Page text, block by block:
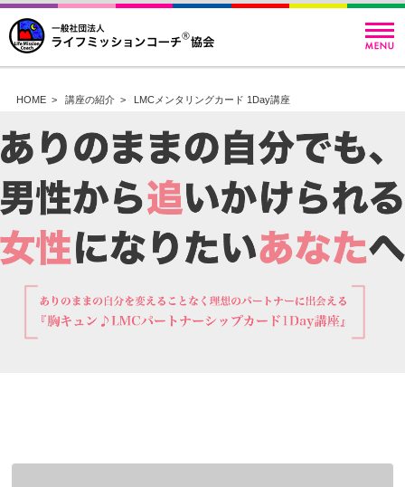
HOME> 講座の紹介> LMCメンタリングカード 1Day講座